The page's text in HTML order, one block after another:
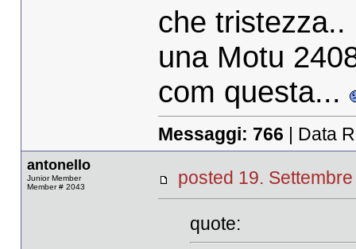
che tristezza..
una Motu
com questa...
Messaggi: 766 | Data
antonello
Junior Member
Member # 2043
posted 19.
quote: